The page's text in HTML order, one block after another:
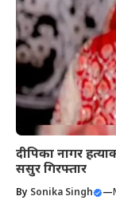
दीपिका नागर
ससुर गिरफ्तार
By Sonika Singh —